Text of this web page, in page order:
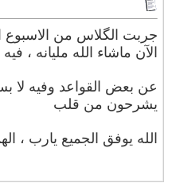
جربت الگلاس من الاسبوع
الآن ماشاء الله مليانه ،
عن بعض القواعد وفيه لا
يشرحون من قلب
الله يوفق الجميع يارب ،